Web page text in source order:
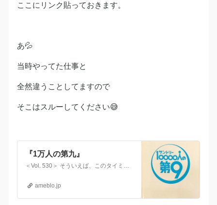
ここにリンク貼っておきます。
あ💦
当時やってた仕事と
全然違うことしてますので
そこはスルーしてください😅
『1万人の第九』
＜Vol. 530＞ そういえば、このタイミングで1万人の第九ってやってなかったかな？ と思い出して調べてみたらやはり今日でした！ 公式サイトで見逃し配信がス…
ameblo.jp